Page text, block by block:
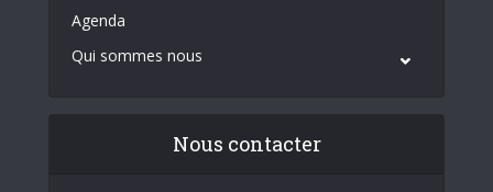
Agenda
Qui sommes nous
Nous contacter